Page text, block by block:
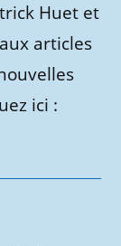
Huet et
articles
ici :